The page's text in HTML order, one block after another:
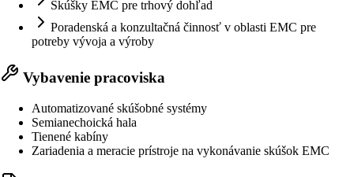
Skúšky EMC pre trhový dohľad
Poradenská a konzultačná činnosť v oblasti EMC pre
potreby vývoja a výroby
Vybavenie pracoviska
Automatizované skúšobné systémy
Semianechoická hala
Tienené kabíny
Zariadenia a meracie prístroje na vykonávanie skúšok EMC